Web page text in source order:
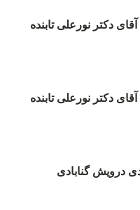
دکتر نورعلی تابنده
دکتر نورعلی تابنده
درویش گنابادی